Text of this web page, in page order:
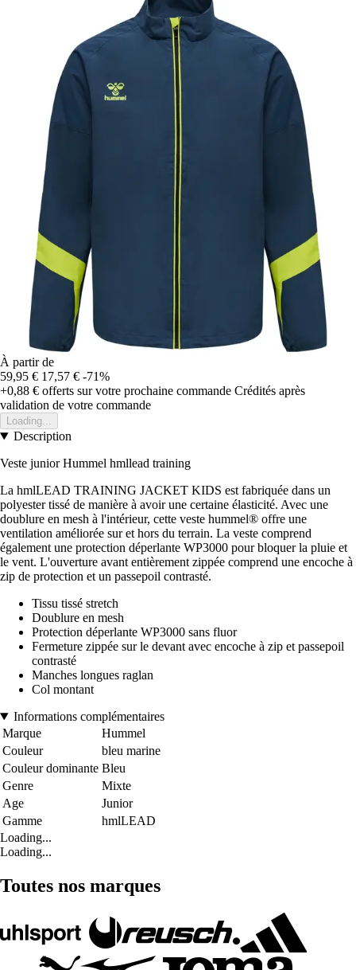
À partir de
59,95 € 17,57 € -71%
+0,88 € offerts sur votre prochaine commande Crédités après
validation de votre commande
Loading...
Description
Veste junior Hummel hmllead training
La hmlLEAD TRAINING JACKET KIDS est fabriquée dans un
polyester tissé de manière à avoir une certaine élasticité. Avec une
doublure en mesh à l'intérieur, cette veste hummel® offre une
ventilation améliorée sur et hors du terrain. La veste comprend
également une protection déperlante WP3000 pour bloquer la pluie et
le vent. L'ouverture avant entièrement zippée comprend une encoche à
zip de protection et un passepoil contrasté.
Tissu tissé stretch
Doublure en mesh
Protection déperlante WP3000 sans fluor
Fermeture zippée sur le devant avec encoche à zip et passepoil
contrasté
Manches longues raglan
Col montant
Informations complémentaires
Marque
Hummel
Couleur
bleu marine
Couleur dominante Bleu
Genre
Mixte
Age
Junior
Gamme
hmlLEAD
Loading...
Loading...
Toutes nos marques